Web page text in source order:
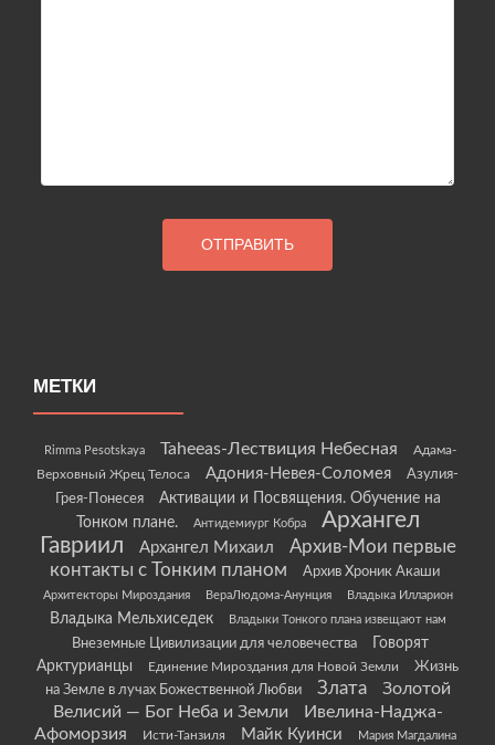
МЕТКИ
Rimma Pesotskaya Taheeas-Лествиция Небесная
Адама-
Верховный Жрец Телоса
Адония-Невея-Соломея
Азулия-
Грея-Понесея
Активации и Посвящения. Обучение на
Тонком плане.
Антидемиург Кобра
Архангел
Гавриил
Архангел Михаил
Архив-Мои первые
контакты с Тонким планом
Архив Хроник Акаши
Архитекторы Мироздания ВераЛюдома-Анунция Владыка Илларион
Владыка Мельхиседек Владыки Тонкого плана извещают нам
Внеземные Цивилизации для человечества
Говорят
Арктурианцы
Единение Мироздания для Новой Земли
Жизнь
на Земле в лучах Божественной Любви
Злата
Золотой
Велисий — Бог Неба и Земли
Ивелина-Наджа-
Афоморзия
Исти-Танзиля Майк Куинси Мария Магдалина